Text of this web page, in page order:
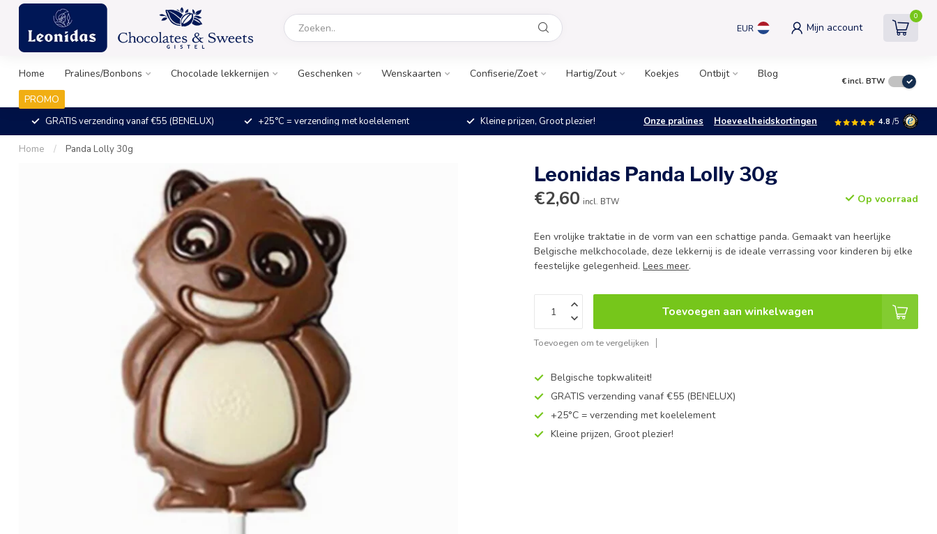
EUR Mijn account
0
Home Pralines/Bonbons Chocolade lekkernijen Geschenken Wenskaarten Confiserie/Zoet Hartig/Zout Koekjes Ontbijt
Blog
PROMO
€incl. BTW
GRATIS verzending vanaf €55 (BENELUX) +25°C = verzending met koelelement Kleine prijzen, Groot plezier! Onze pralines Hoeveelheidskortingen 4.8 /5
Home / Panda Lolly 30g
Leonidas Panda Lolly 30g
€2,60 incl. BTW Op voorraad
Een vrolijke traktatie in de vorm van een schattige panda. Gemaakt van heerlijke
Belgische melkchocolade, deze lekkernij is de ideale verrassing voor kinderen bij elke
feestelijke gelegenheid.Lees meer.
Toevoegen aan winkelwagen
Toevoegen om te vergelijken
Belgische topkwaliteit!
GRATIS verzending vanaf €55 (BENELUX)
+25°C = verzending met koelelement
Kleine prijzen, Groot plezier!